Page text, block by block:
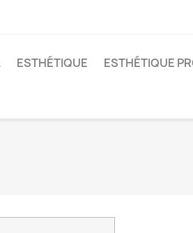
ESTHÉTIQUE ESTHÉTIQUE